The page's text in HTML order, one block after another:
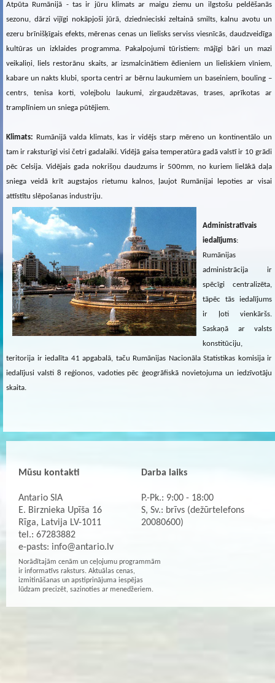
Atpūta Rumānijā - tas ir jūru klimats ar maigu ziemu un ilgstošu peldēšanās
sezonu, dārzi vijīgi nokāpjoši jūrā, dziednieciski zeltainā smilts, kalnu avotu un
ezeru brīnišķīgais efekts, mērenas cenas un lielisks serviss viesnīcās, daudzveidīga
kultūras un izklaides programma. Pakalpojumi tūristiem: mājīgi bāri un mazi
veikaliņi, liels restorānu skaits, ar izsmalcinātiem ēdieniem un lieliskiem vīniem,
kabare un nakts klubi, sporta centri ar bērnu laukumiem un baseiniem, bouling –
centrs, tenisa korti, volejbolu laukumi, zirgaudzētavas, trases, aprīkotas ar
tramplīniem un sniega pūtējiem.
Klimats: Rumānijā valda klimats, kas ir vidējs starp mēreno un kontinentālo un
tam ir raksturīgi visi četri gadalaiki. Vidējā gaisa temperatūra gadā valstī ir 10 grādi
pēc Celsija. Vidējais gada nokrišņu daudzums ir 500mm, no kuriem lielākā daļa
sniega veidā krīt augstajos rietumu kalnos, ļaujot Rumānijai lepoties ar visai
attīstītu slēpošanas industriju.
Administratīvais
iedalījums:
Rumānijas
administrācija ir
spēcīgi centralizēta,
tāpēc tās iedalījums
ir ļoti vienkāršs.
Saskaņā ar valsts
konstitūciju,
teritorija ir iedalīta 41 apgabalā, taču Rumānijas Nacionāla Statistikas komisija ir
iedalījusi valsti 8 reģionos, vadoties pēc ģeogrāfiskā novietojuma un iedzīvotāju
skaita.
Mūsu kontakti
Antario SIA
E. Birznieka Upīša 16
Rīga, Latvija LV-1011
tel.: 67283882
e-pasts: info@antario.lv
Darba laiks
P.-Pk.: 9:00 - 18:00
S, Sv.: brīvs (dežūrtelefons
20080600)
Norādītajām cenām un ceļojumu programmām
ir informatīvs raksturs. Aktuālas cenas,
izmitināšanas un apstiprinājuma iespējas
lūdzam precizēt, sazinoties ar menedžeriem.